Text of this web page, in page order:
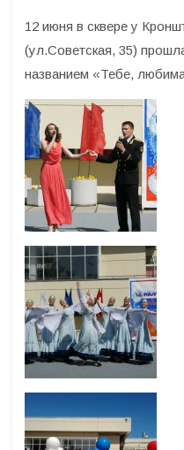
12 июня в сквере у
(ул.Советская, 35)
названием «Тебе,